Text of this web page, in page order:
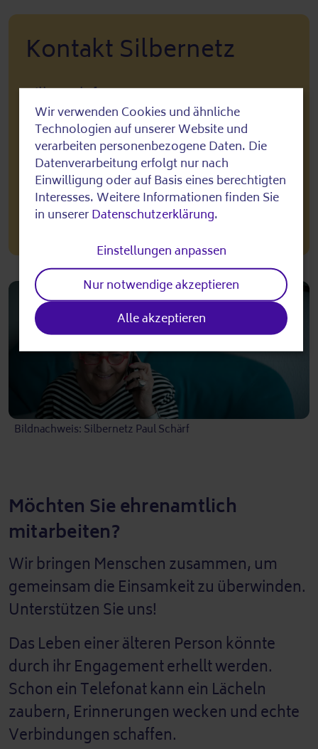
Kontakt Silbernetz
Silbertelefon0800 4 70 80 90
täglich von 8 bis 22 Uhr
(Von Heiligabend bis Neujahr sogar
rund um die Uhr)
Anonym, vertraulich, kostenfrei
www.silbernetz.de
Bildnachweis: Silbernetz Paul Schärf
Möchten Sie ehrenamtlich
mitarbeiten?
Wir bringen Menschen zusammen, um
gemeinsam die Einsamkeit zu überwinden.
Unterstützen Sie uns!
Das Leben einer älteren Person könnte
durch ihr Engagement erhellt werden.
Schon ein Telefonat kann ein Lächeln
zaubern, Erinnerungen wecken und echte
Verbindungen schaffen.
Use
of
personal
data
and
cookies
Wir verwenden Cookies und ähnliche
Technologien auf unserer Website und
verarbeiten personenbezogene Daten. Die
Datenverarbeitung erfolgt nur nach
Einwilligung oder auf Basis eines berechtigten
Interesses. Weitere Informationen finden Sie
in unsererDatenschutzerklärung.
Einstellungen anpassen
Nur notwendige akzeptieren
Alle akzeptieren